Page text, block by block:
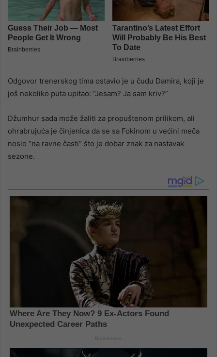
Odgovor trenerskog tima ostavio je u čudu Damira, koji je
još nekoliko puta upitao: “Jesam? Ja sam kriv?”
Džumhur sada može žaliti za propuštenom prilikom, ali
ohrabrujuća je činjenica da se sa Fokinom u većini meča
nosio “na ravne časti” što je dobar znak za nastavak
sezone.